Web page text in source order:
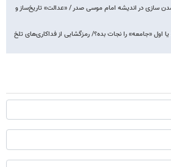
سازی در اندیشه امام موسی صدر / «عدالت» تاریخ‌ساز و
اول «جامعه» را نجات بده؟/ رمزگشایی از فداکاری‌های تلخ